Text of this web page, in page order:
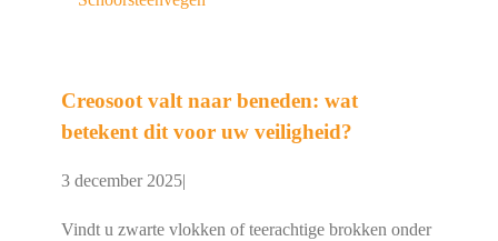
Creosoot valt naar beneden: wat
betekent dit voor uw veiligheid?
3 december 2025|
Vindt u zwarte vlokken of teerachtige brokken onder